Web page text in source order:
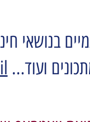
בנושאי
ועוד...